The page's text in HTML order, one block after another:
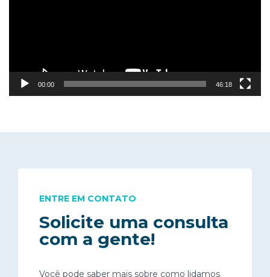
00:00 46:18
ENTRE EM CONTATO
Solicite uma consulta
com a gente!
Você pode saber mais sobre como lidamos